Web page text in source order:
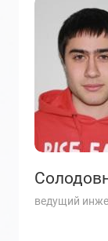
ведущий